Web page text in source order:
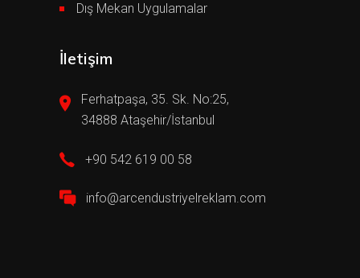
Dış Mekan Uygulamalar
İletişim
Ferhatpaşa, 35. Sk. No:25,
34888 Ataşehir/İstanbul
+90 542 619 00 58
info@arcendustriyelreklam.com